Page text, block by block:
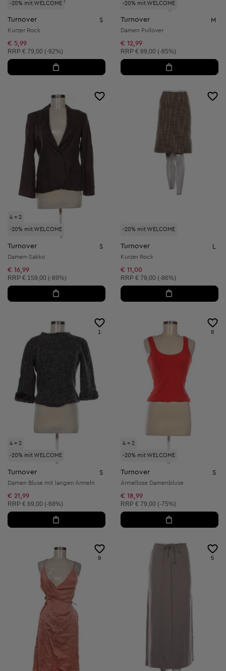
-20% mit WELCOME
Turnover S
Kurzer Rock
€ 5,99
Unverbindliche Preisempfehlung:
RRP € 79,00 (-92%)
-20% mit WELCOME
Turnover M
Damen Pullover
€ 12,99
Unverbindliche Preisempfehlung:
RRP € 89,00 (-85%)
4 = 2
-20% mit WELCOME
Turnover S
Damen-Sakko
€ 16,99
Unverbindliche Preisempfehlung:
RRP € 159,00 (-89%)
-20% mit WELCOME
Turnover L
Kurzer Rock
€ 11,00
Unverbindliche Preisempfehlung:
RRP € 79,00 (-86%)
4 = 2
-20% mit WELCOME
1
Turnover S
Damen Bluse mit langen Ärmeln
€ 21,99
Unverbindliche Preisempfehlung:
RRP € 69,00 (-68%)
4 = 2
-20% mit WELCOME
9
Turnover S
Ärmellose Damenbluse
€ 18,99
Unverbindliche Preisempfehlung:
RRP € 79,00 (-75%)
9 5